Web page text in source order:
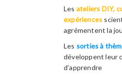
Les ateliers DIY,
expériences
agrémentent la
Les sorties à
développent leur
d’apprendre